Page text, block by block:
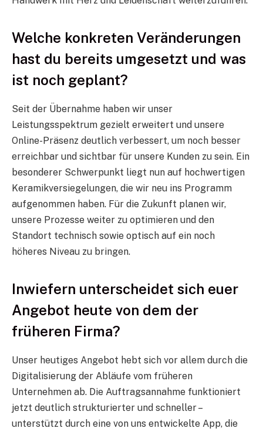
Welche konkreten Veränderungen
hast du bereits umgesetzt und was
ist noch geplant?
Seit der Übernahme haben wir unser
Leistungsspektrum gezielt erweitert und unsere
Online-Präsenz deutlich verbessert, um noch besser
erreichbar und sichtbar für unsere Kunden zu sein. Ein
besonderer Schwerpunkt liegt nun auf hochwertigen
Keramikversiegelungen, die wir neu ins Programm
aufgenommen haben. Für die Zukunft planen wir,
unsere Prozesse weiter zu optimieren und den
Standort technisch sowie optisch auf ein noch
höheres Niveau zu bringen.
Inwiefern unterscheidet sich euer
Angebot heute von dem der
früheren Firma?
Unser heutiges Angebot hebt sich vor allem durch die
Digitalisierung der Abläufe vom früheren
Unternehmen ab. Die Auftragsannahme funktioniert
jetzt deutlich strukturierter und schneller –
unterstützt durch eine von uns entwickelte App, die